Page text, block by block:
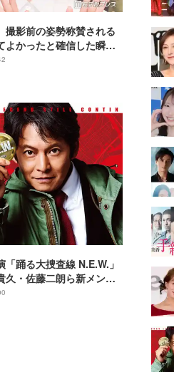
撮影前の姿勢称賛される
よかったと確信した瞬
しいと誰かが言った】
「踊る大捜査線 N.E.W.」
久・佐藤二朗ら新メンバ
各キャラクター象徴す
ード”も